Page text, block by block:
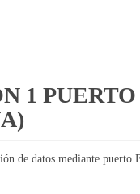
1
de datos mediante puerto